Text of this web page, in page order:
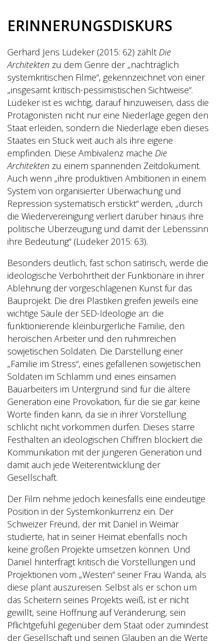
ERINNERUNGSDISKURS
Gerhard Jens Lüdeker (2015: 62) zählt Die
Architekten zu dem Genre der „nachträglich
systemkritischen Filme“, gekennzeichnet von einer
„insgesamt kritisch-pessimistischen Sichtweise“.
Lüdeker ist es wichtig, darauf hinzuweisen, dass die
Protagonisten nicht nur eine Niederlage gegen den
Staat erleiden, sondern die Niederlage eben dieses
Staates ein Stück weit auch als ihre eigene
empfinden. Diese Ambivalenz mache Die
Architekten zu einem spannenden Zeitdokument.
Auch wenn „ihre produktiven Ambitionen in einem
System von organisierter Überwachung und
Repression systematisch erstickt“ werden, „durch
die Wiedervereinigung verliert darüber hinaus ihre
politische Überzeugung und damit der Lebenssinn
ihre Bedeutung“ (Lüdeker 2015: 63).
Besonders deutlich, fast schon satirisch, werde die
ideologische Verbohrtheit der Funktionäre in ihrer
Ablehnung der vorgeschlagenen Kunst für das
Bauprojekt. Die drei Plastiken greifen jeweils eine
wichtige Säule der SED-Ideologie an: die
funktionierende kleinbürgerliche Familie, den
heroischen Arbeiter und den ruhmreichen
sowjetischen Soldaten. Die Darstellung einer
„Familie im Stress“, eines gefallenen sowjetischen
Soldaten im Schlamm und eines einsamen
Bauarbeiters im Untergrund sind für die ältere
Generation eine Provokation, für die sie gar keine
Worte finden kann, da sie in ihrer Vorstellung
schlicht nicht vorkommen dürfen. Dieses starre
Festhalten an ideologischen Chiffren blockiert die
Kommunikation mit der jüngeren Generation und
damit auch jede Weiterentwicklung der
Gesellschaft.
Der Film nehme jedoch keinesfalls eine eindeutige
Position in der Systemkonkurrenz ein. Der
Schweizer Freund, der mit Daniel in Weimar
studierte, hat in seiner Heimat ebenfalls noch
keine großen Projekte umsetzen können. Und
Daniel hinterfragt kritisch die Vorstellungen und
Projektionen vom „Westen“ seiner Frau Wanda, als
diese plant auszureisen. Selbst als er schon um
das Scheitern seines Projekts weiß, ist er nicht
gewillt, seine Hoffnung auf Veränderung, sein
Pflichtgefühl gegenüber dem Staat oder zumindest
der Gesellschaft und seinen Glauben an die Werte